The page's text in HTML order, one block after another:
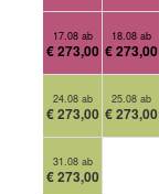
17.08 ab
€ 273,00
18.08 ab
€ 273,00
24.08 ab
€ 273,00
25.08 ab
€ 273,00
31.08 ab
€ 273,00